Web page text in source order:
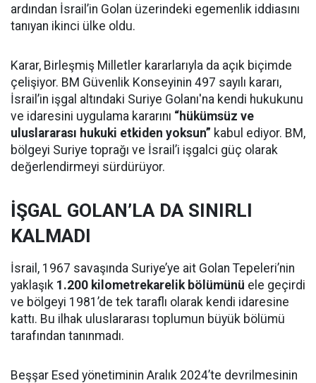
ardından İsrail’in Golan üzerindeki egemenlik iddiasını
tanıyan ikinci ülke oldu.
Karar, Birleşmiş Milletler kararlarıyla da açık biçimde
çelişiyor. BM Güvenlik Konseyinin 497 sayılı kararı,
İsrail’in işgal altındaki Suriye Golanı'na kendi hukukunu
ve idaresini uygulama kararını “hükümsüz ve
uluslararası hukuki etkiden yoksun” kabul ediyor. BM,
bölgeyi Suriye toprağı ve İsrail’i işgalci güç olarak
değerlendirmeyi sürdürüyor.
İŞGAL GOLAN’LA DA SINIRLI
KALMADI
İsrail, 1967 savaşında Suriye’ye ait Golan Tepeleri’nin
yaklaşık 1.200 kilometrekarelik bölümünü ele geçirdi
ve bölgeyi 1981’de tek taraflı olarak kendi idaresine
kattı. Bu ilhak uluslararası toplumun büyük bölümü
tarafından tanınmadı.
Beşşar Esed yönetiminin Aralık 2024’te devrilmesinin